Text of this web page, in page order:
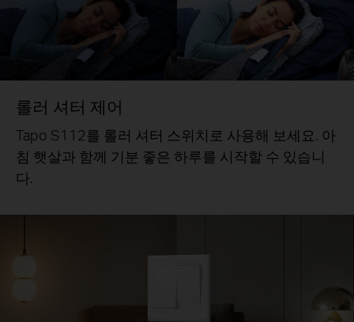
롤러 셔터 제어
Tapo S112를 롤러 셔터 스위치로 사용해 보세요. 아
침 햇살과 함께 기분 좋은 하루를 시작할 수 있습니
다.